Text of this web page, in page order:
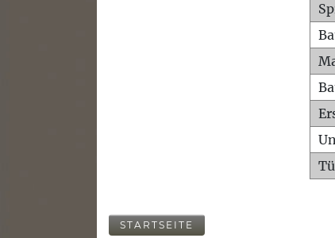
STARTSEITE